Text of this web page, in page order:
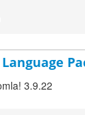
3.9.22